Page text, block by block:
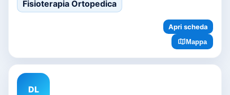
Fisioterapia Ortopedica
Apri scheda
Mappa
DL